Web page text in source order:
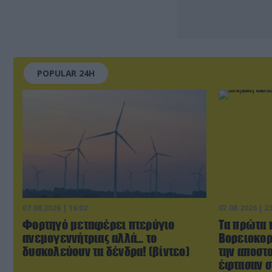
POPULAR 24H
07.08.2026 | 16:02
Φορτηγό μεταφέρει πτερύγιο
ανεμογεννήτριας αλλά… το
δυσκολεύουν τα δένδρα! (βίντεο)
07.08.2026 |
Τα πρώτα
την
έφτασαν